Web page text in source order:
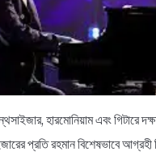
হারমোনিয়াম এবং গিটারে
প্রতি রহমান বিশেষভাবে আগ্রহী